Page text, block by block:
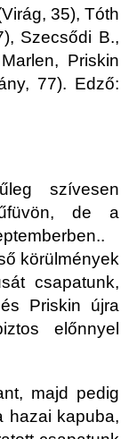
35), Tóth
Szecsődi B.,
Priskin
77). Edző:
szívesen
de a
körülmények
csapatunk,
Priskin újra
előnnyel
majd pedig
hazai kapuba,